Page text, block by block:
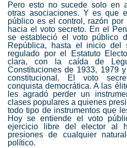
Pero esto no sucede solo en
otras asociaciones. Y es que
público es el control, razón
hacia el voto secreto. En el
se estableció el voto público
República, hasta el inicio del
regulado por el Estatuto
clara, con la caída de
Constituciones de 1933, 1979
constitucional. El voto
conquista democrática. A las
les agradó perder un
clases populares a quienes
todo tipo de instrumentos que
Hoy se entiende el voto
ejercicio libre del elector al
presiones de cualquier
político.